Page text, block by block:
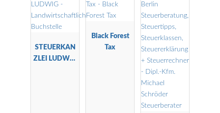
STEUERKAN
ZLEI LUDWIG
Black Forest
Tax